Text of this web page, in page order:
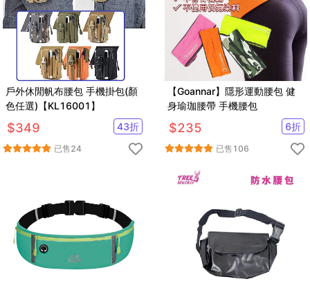
戶外休閒帆布腰包 手機掛包(顏
色任選)【KL16001】
$349 43折
已售24
【Goannar】隱形運動腰包 健
身瑜珈腰帶 手機腰包
$235 6折
已售 106